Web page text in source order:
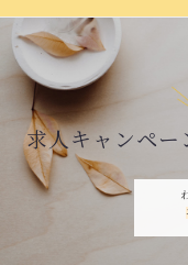
求人キャンペー